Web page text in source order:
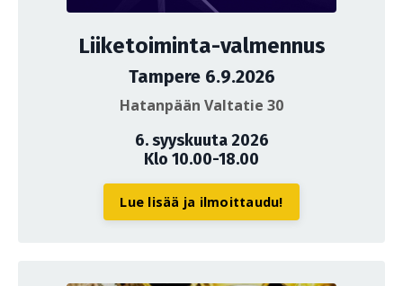
Liiketoiminta-valmennus
Tampere 6.9.2026
Hatanpään Valtatie 30
6. syyskuuta 2026
Klo 10.00-18.00
Lue lisää ja ilmoittaudu!